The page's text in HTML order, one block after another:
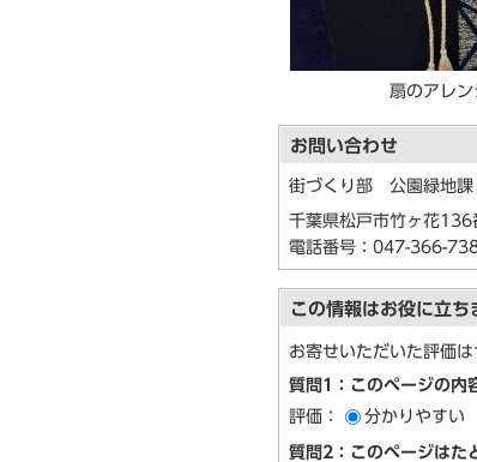
扇のアレン
お問い合わせ
街づくり部 公園緑地課
千葉県松戸市竹ヶ花136
電話番号： 047-366-
この情報はお役に立ち
お寄せいただいた評価
質問1：このページの内
評価：
分かりやすい
質問2：このページはた